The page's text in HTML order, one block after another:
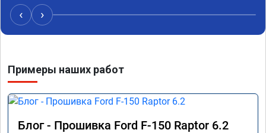
‹ ›
Примеры наших работ
Блог - Прошивка Ford F-150 Raptor 6.2